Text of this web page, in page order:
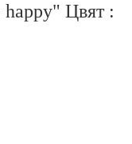
Цвят :